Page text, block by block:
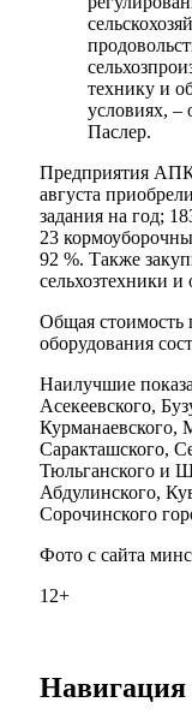
технику и
условиях, –
Паслер.
Предприятия АПК
августа
задания на год;
23
92 %. Также
сельхозтехники и
Общая стоимость
оборудования
Наилучшие
Асекеевского,
Курманаевского,
Саракташского,
Тюльганского и
Абдулинского,
Сорочинского
Фото с сайта
12+
Навигация